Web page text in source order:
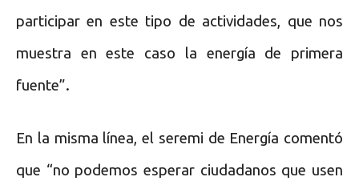
participar en este tipo de actividades, que nos
muestra en este caso la energía de primera
fuente”.
En la misma línea, el seremi de Energía comentó
que “no podemos esperar ciudadanos que usen